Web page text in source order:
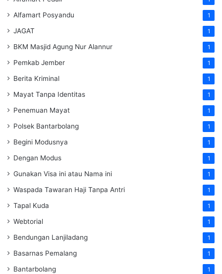
Alfamart Posyandu 1
JAGAT 1
BKM Masjid Agung Nur Alannur 1
Pemkab Jember 1
Berita Kriminal 1
Mayat Tanpa Identitas 1
Penemuan Mayat 1
Polsek Bantarbolang 1
Begini Modusnya 1
Dengan Modus 1
Gunakan Visa ini atau Nama ini 1
Waspada Tawaran Haji Tanpa Antri 1
Tapal Kuda 1
Webtorial 1
Bendungan Lanjiladang 1
Basarnas Pemalang 1
Bantarbolang 1